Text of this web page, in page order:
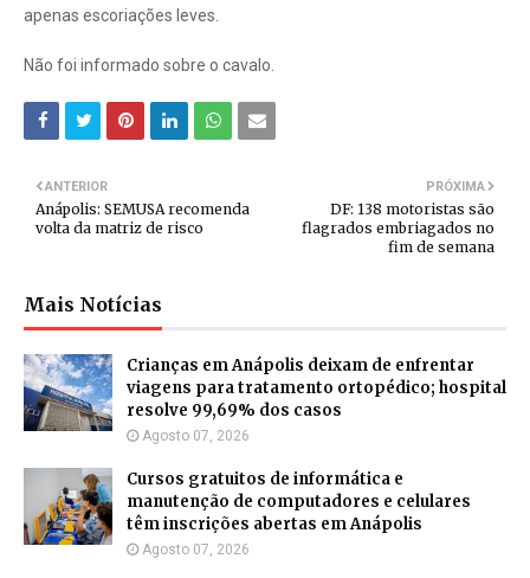
apenas escoriações leves.
Não foi informado sobre o cavalo.
PRÓXIMA
DF: 138 motoristas são
flagrados embriagados no
fim de semana
ANTERIOR
Anápolis: SEMUSA recomenda
volta da matriz de risco
Mais Notícias
Crianças em Anápolis deixam de enfrentar
viagens para tratamento ortopédico; hospital
resolve 99,69% dos casos
Agosto 07, 2026
Cursos gratuitos de informática e
manutenção de computadores e celulares
têm inscrições abertas em Anápolis
Agosto 07, 2026